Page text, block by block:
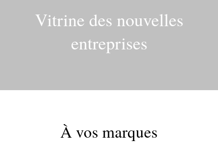
Vitrine des nouvelles
entreprises
À vos marques